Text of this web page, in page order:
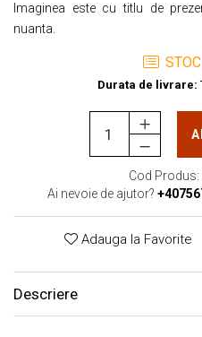
Imaginea este cu titlu de
nuanta.
Durata de livrare:
Cod Produs:
Ai nevoie de ajutor?
Adauga la Favorite
Descriere